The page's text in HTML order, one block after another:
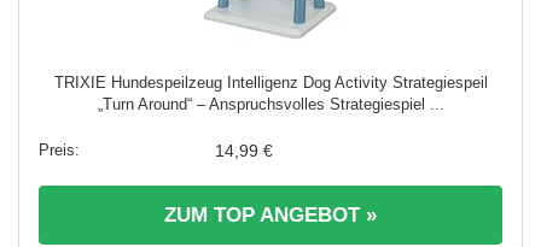
TRIXIE Hundespeilzeug Intelligenz Dog Activity Strategiespeil
„Turn Around“ – Anspruchsvolles Strategiespiel ...
14,99 €
ZUM TOP ANGEBOT »